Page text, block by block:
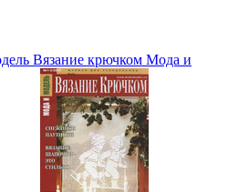
Вязание крючком Мода и